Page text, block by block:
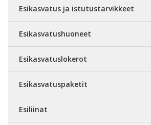
Esikasvatus ja istutustarvikkeet
Esikasvatushuoneet
Esikasvatuslokerot
Esikasvatuspaketit
Esiliinat